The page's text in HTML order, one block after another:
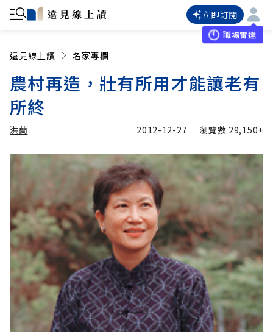
立即訂閱
職場雷達
遠見線上讀 名家專欄
農村再造，壯有所用才能讓老有
所終
洪蘭
洪蘭 加入追蹤
2012-12-27 瀏覽數 29,150+